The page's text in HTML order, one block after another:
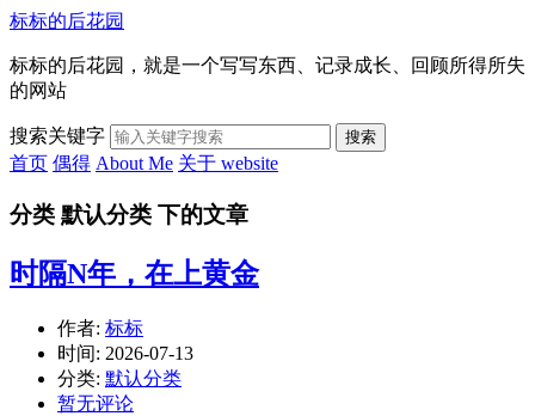
标标的后花园
标标的后花园，就是一个写写东西、记录成长、回顾所得所失
的网站
搜索关键字 搜索
首页 偶得 About Me 关于 website
分类 默认分类 下的文章
时隔N年，在上黄金
作者: 标标
时间: 2026-07-13
分类: 默认分类
暂无评论